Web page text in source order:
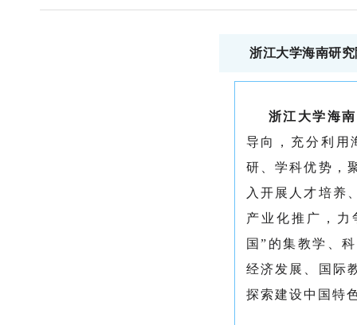
浙江大学海南研
浙江大学海
导向，充分利用
研、学科优势，
入开展人才培养
产业化推广，
国”的集教学、
经济发展、国际
探索建设中国特